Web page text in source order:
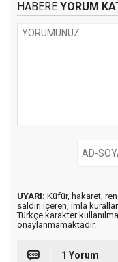
HABERE YORUM
UYARI: Küfür, hakaret,
saldırı içeren, imla
Türkçe karakter
onaylanmamaktadır.
1 Yorum